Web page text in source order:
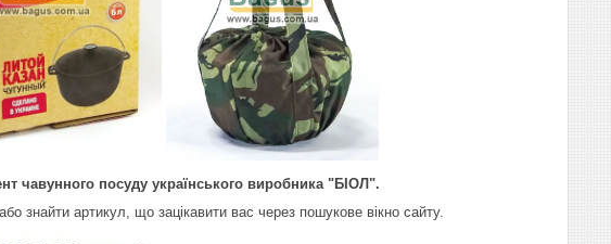
чавунного посуду українського виробника "БІОЛ".
знайти артикул, що зацікавити вас через пошукове вікно сайту.